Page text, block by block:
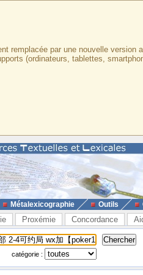
remplacée par une nouvelle version
(ordinateurs, tablettes,
Métalexicographie Outils
Proxémie Concordance
catégorie :